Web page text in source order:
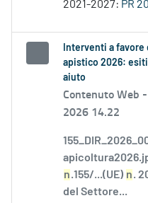
2021-2027: PR
Interventi a favore
apistico 2026:
aiuto
Contenuto Web -
2026 14.22
n.155/...(UE) n.
del Settore...